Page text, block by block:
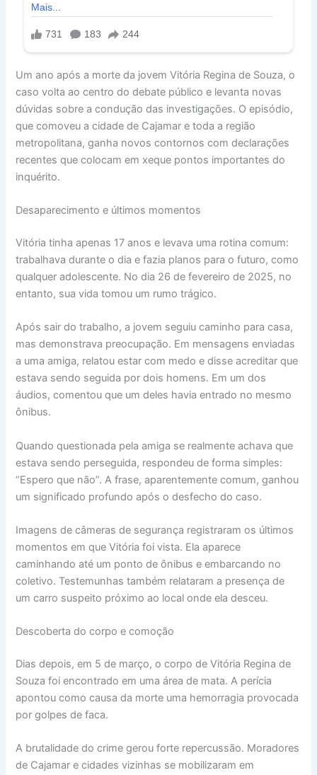
Um ano após a morte da jovem Vitória Regina de Souza, o
caso volta ao centro do debate público e levanta novas
dúvidas sobre a condução das investigações. O episódio,
que comoveu a cidade de Cajamar e toda a região
metropolitana, ganha novos contornos com declarações
recentes que colocam em xeque pontos importantes do
inquérito.
Desaparecimento e últimos momentos
Vitória tinha apenas 17 anos e levava uma rotina comum:
trabalhava durante o dia e fazia planos para o futuro, como
qualquer adolescente. No dia 26 de fevereiro de 2025, no
entanto, sua vida tomou um rumo trágico.
Após sair do trabalho, a jovem seguiu caminho para casa,
mas demonstrava preocupação. Em mensagens enviadas
a uma amiga, relatou estar com medo e disse acreditar que
estava sendo seguida por dois homens. Em um dos
áudios, comentou que um deles havia entrado no mesmo
ônibus.
Quando questionada pela amiga se realmente achava que
estava sendo perseguida, respondeu de forma simples:
“Espero que não”. A frase, aparentemente comum, ganhou
um significado profundo após o desfecho do caso.
Imagens de câmeras de segurança registraram os últimos
momentos em que Vitória foi vista. Ela aparece
caminhando até um ponto de ônibus e embarcando no
coletivo. Testemunhas também relataram a presença de
um carro suspeito próximo ao local onde ela desceu.
Descoberta do corpo e comoção
Dias depois, em 5 de março, o corpo de Vitória Regina de
Souza foi encontrado em uma área de mata. A perícia
apontou como causa da morte uma hemorragia provocada
por golpes de faca.
A brutalidade do crime gerou forte repercussão. Moradores
de Cajamar e cidades vizinhas se mobilizaram em